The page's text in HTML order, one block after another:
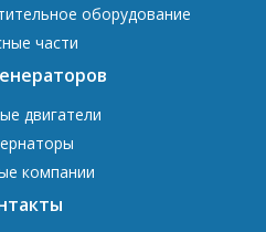
оборудование
части
двигатели
компании